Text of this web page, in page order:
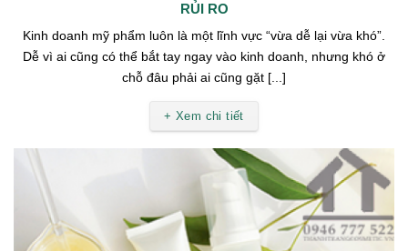
RỦI RO
Kinh doanh mỹ phẩm luôn là một lĩnh vực “vừa dễ lại vừa khó”.
Dễ vì ai cũng có thể bắt tay ngay vào kinh doanh, nhưng khó ở
chỗ đâu phải ai cũng gặt [...]
+ Xem chi tiết